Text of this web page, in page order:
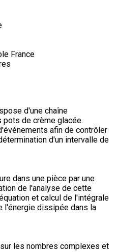
France
d'une chaîne
de crème glacée.
afin de contrôler
d'un intervalle de
dans une pièce par une
de l'analyse de cette
et calcul de l'intégrale
l'énergie dissipée dans la
les nombres complexes et